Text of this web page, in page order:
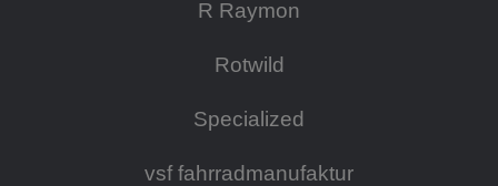
R Raymon
Rotwild
Specialized
vsf fahrradmanufaktur